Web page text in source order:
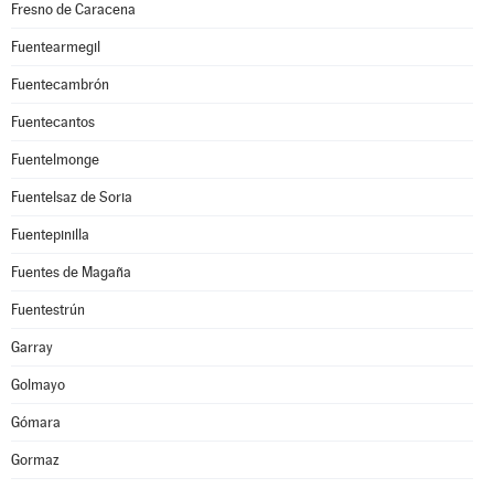
Fresno de Caracena
Fuentearmegil
Fuentecambrón
Fuentecantos
Fuentelmonge
Fuentelsaz de Soria
Fuentepinilla
Fuentes de Magaña
Fuentestrún
Garray
Golmayo
Gómara
Gormaz